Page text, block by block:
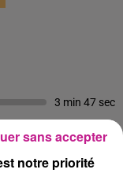
3 min 47 sec
notre priorité
sans accepter